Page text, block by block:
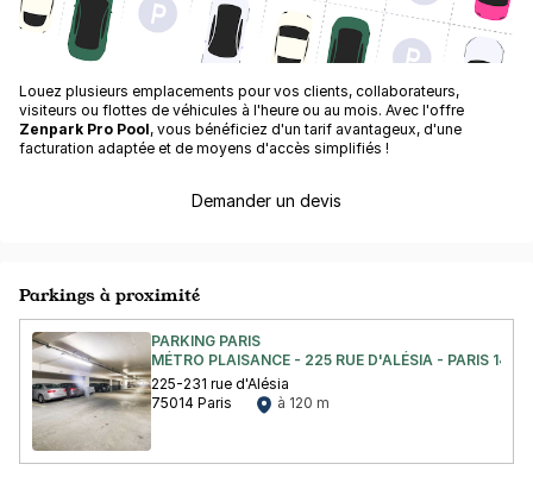
Louez plusieurs emplacements pour vos clients, collaborateurs,
visiteurs ou flottes de véhicules à l'heure ou au mois. Avec l'offre
Zenpark Pro Pool, vous bénéficiez d'un tarif avantageux, d'une
facturation adaptée et de moyens d'accès simplifiés !
Demander un devis
Parkings à proximité
PARKING PARIS
MÉTRO PLAISANCE - 225 RUE D'ALÉSIA - PARIS 14
225-231 rue d'Alésia
75014 Paris
à 120 m